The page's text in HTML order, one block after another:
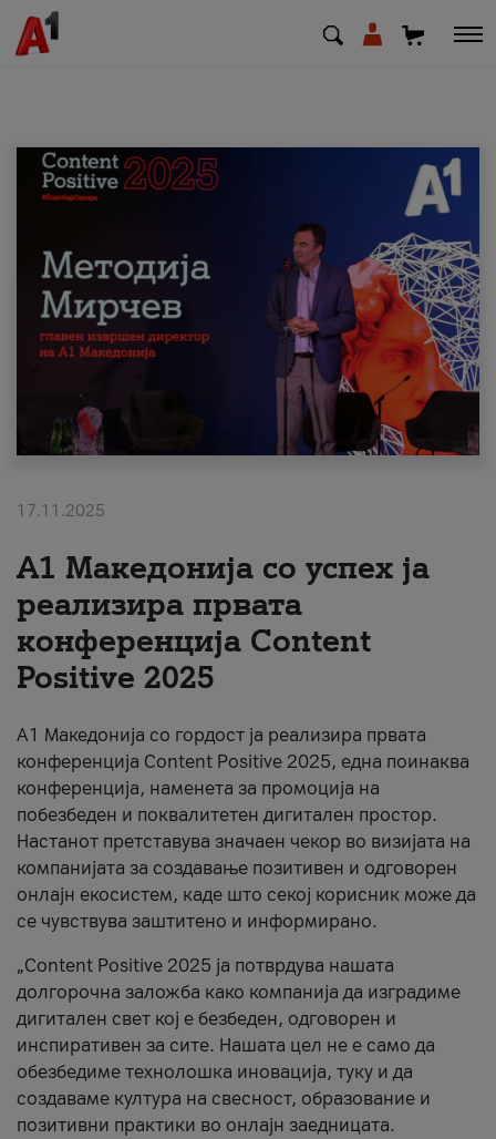
МК EN
Приватни Деловни
Поддршка
Надополни кредит
#ПодобарОнлајн
17.11.2025
А1 Македонија со успех ја
реализира првата
конференција Content
Positive 2025
А1 Македонија со гордост ја реализира првата
конференција Content Positive 2025, една поинаква
конференција, наменета за промоција на
побезбеден и поквалитетен дигитален простор.
Настанот претставува значаен чекор во визијата на
компанијата за создавање позитивен и одговорен
онлајн екосистем, каде што секој корисник може да
се чувствува заштитено и информирано.
„Content Positive 2025 ја потврдува нашата
долгорочна заложба како компанија да изградиме
дигитален свет кој е безбеден, одговорен и
инспиративен за сите. Нашата цел не е само да
обезбедиме технолошка иновација, туку и да
создаваме култура на свесност, образование и
позитивни практики во онлајн заедницата.